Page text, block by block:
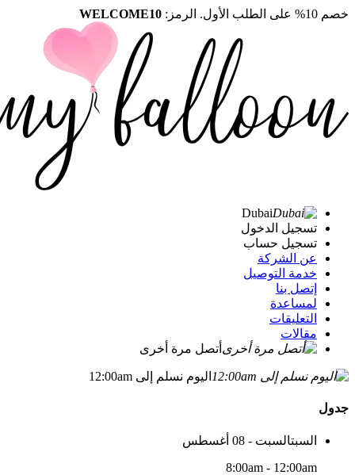
خصم 10% على الطلب الأول. الرمز: WELCOME10
Dubai
تسجيل الدخول
تسجيل حساب
عن الشركة
خدمة التوصيل
إتصل بنا
لمساعدة
التعليقات
مقالات
أتصل مرة أخرى
اليوم نسلم إلى 12:00am
جدول
السبتالسبت - 08 أغسطس
8:00am - 12:00am